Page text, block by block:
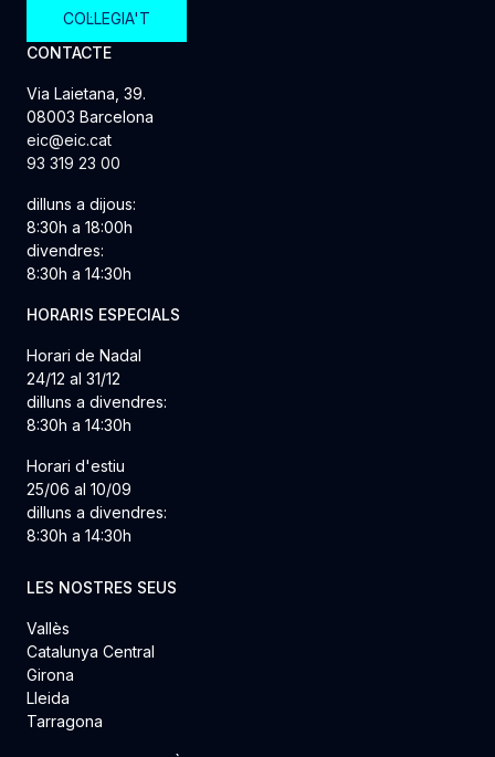
COL·LEGIA'T
CONTACTE
Via Laietana, 39.
08003 Barcelona
eic@eic.cat
93 319 23 00
dilluns a dijous:
8:30h a 18:00h
divendres:
8:30h a 14:30h
HORARIS ESPECIALS
Horari de Nadal
24/12 al 31/12
dilluns a divendres:
8:30h a 14:30h
Horari d'estiu
25/06 al 10/09
dilluns a divendres:
8:30h a 14:30h
LES NOSTRES SEUS
Vallès
Catalunya Central
Girona
Lleida
Tarragona